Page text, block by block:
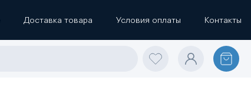
Доставка товара Условия оплаты Контакты